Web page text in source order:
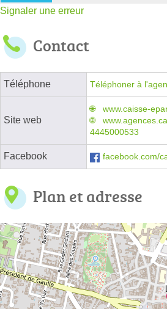
Signaler une erreur
Contact
Téléphone Téléphoner à
Site web
www.caisse-
4445000533
Facebook facebook.com/
Plan et adresse